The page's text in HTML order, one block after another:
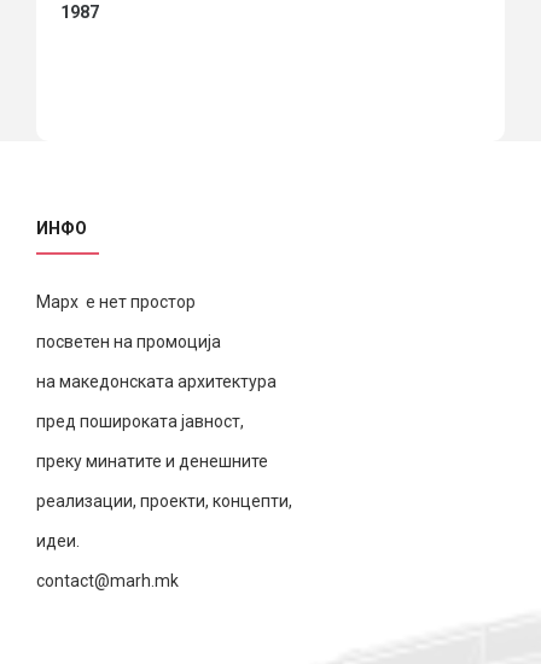
1987
ИНФО
Марх е нет простор
посветен на промоција
на македонската архитектура
пред пошироката јавност,
преку минатите и денешните
реализации, проекти, концепти,
идеи.
contact@marh.mk